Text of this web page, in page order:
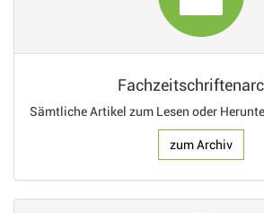
Sämtliche Artikel zum Lesen oder
zum Archiv